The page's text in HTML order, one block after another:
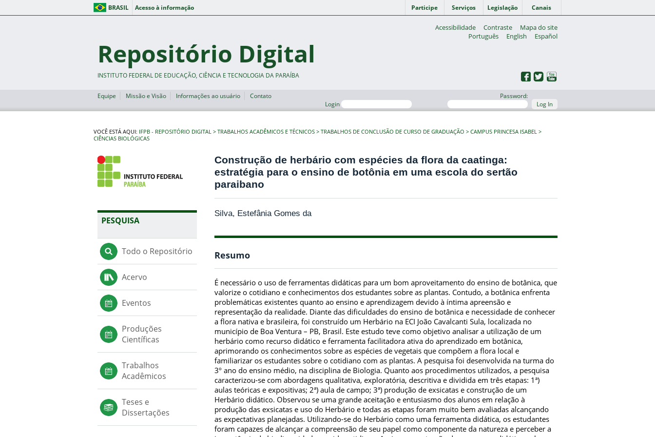
BRASIL Acesso à informação Participe Serviços Legislação Canais
Acessibilidade Contraste
Mapa do site
Português
English Español
Repositório Digital
INSTITUTO FEDERAL DE EDUCAÇÃO, CIÊNCIA E TECNOLOGIA DA PARAÍBA
Equipe Missão e Visão Informações ao usuário
Contato
Login
Password:
Log In
VOCÊ ESTÁ AQUI: IFPB - REPOSITÓRIO DIGITAL TRABALHOS ACADÊMICOS E TÉCNICOS TRABALHOS DE CONCLUSÃO DE CURSO DE GRADUAÇÃO
CAMPUS PRINCESA ISABEL
CIÊNCIAS BIOLÓGICAS
PESQUISA
Todo o Repositório
Acervo
Eventos
Produções
Científicas
Trabalhos
Acadêmicos
Teses e
Dissertações
Construção de herbário com espécies da flora da caatinga:
estratégia para o ensino de botônia em uma escola do sertão
paraibano
Silva, Estefânia Gomes da
Resumo
É necessário o uso de ferramentas didáticas para um bom aproveitamento do ensino de botânica, que
valorize o cotidiano e conhecimentos dos estudantes sobre as plantas. Contudo, a botânica enfrenta
problemáticas existentes quanto ao ensino e aprendizagem devido à íntima apreensão e
representação da realidade. Diante das dificuldades do ensino de botânica e necessidade de conhecer
a flora nativa e brasileira, foi construído um Herbário na ECI João Cavalcanti Sula, localizada no
município de Boa Ventura – PB, Brasil. Este estudo teve como objetivo analisar a utilização de um
herbário como recurso didático e ferramenta facilitadora ativa do aprendizado em botânica,
aprimorando os conhecimentos sobre as espécies de vegetais que compõem a flora local e
familiarizar os estudantes sobre o cotidiano com as plantas. A pesquisa foi desenvolvida na turma do
3º ano do ensino médio, na disciplina de Biologia. Quanto aos procedimentos utilizados, a pesquisa
caracterizou-se com abordagens qualitativa, exploratória, descritiva e dividida em três etapas: 1ª)
aulas teóricas e expositivas; 2ª) aula de campo; 3ª) produção de exsicatas e construção de um
Herbário didático. Observou se uma grande aceitação e entusiasmo dos alunos em relação à
produção das exsicatas e uso do Herbário e todas as etapas foram muito bem avaliadas alcançando
as expectativas planejadas. Utilizando-se do Herbário como uma ferramenta didática, os estudantes
foram capazes de alcançar a compreensão de seu papel como componente da natureza e perceber a